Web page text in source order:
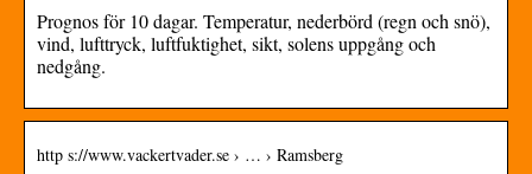
Prognos för 10 dagar. Temperatur, nederbörd (regn och snö),
vind, lufttryck, luftfuktighet, sikt, solens uppgång och
nedgång.
http s://www.vackertvader.se › … › Ramsberg